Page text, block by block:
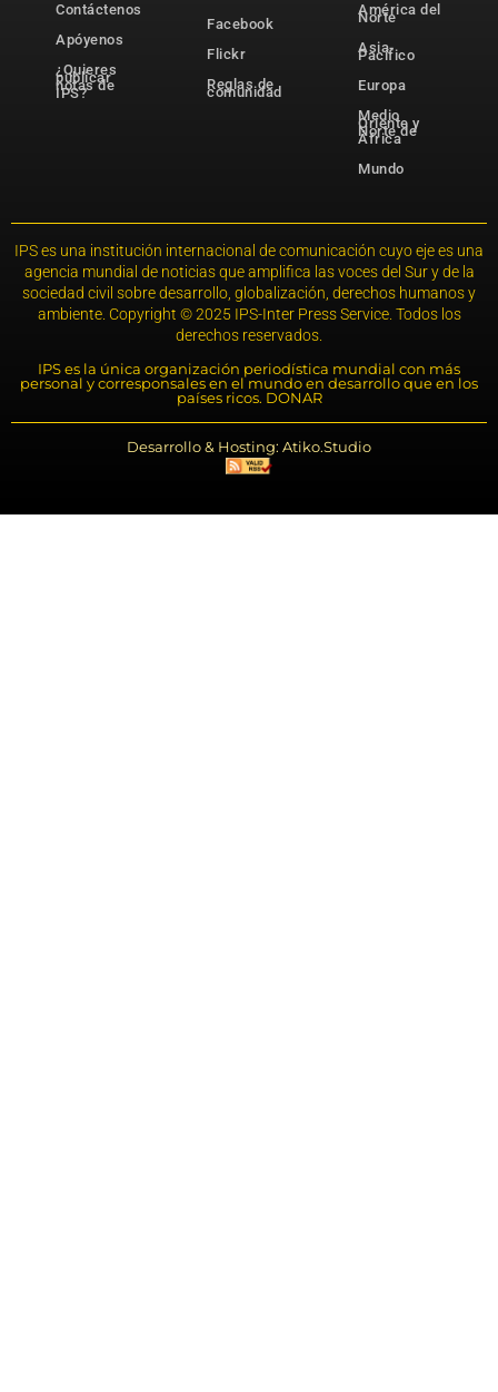
Contáctenos
Apóyenos
¿Quieres
publicar
notas de
IPS?
Facebook
Flickr
Reglas de
comunidad
América del
Norte
Asia-
Pacífico
Europa
Medio
Oriente y
Norte de
África
Mundo
IPS es una institución internacional de comunicación cuyo eje es una
agencia mundial de noticias que amplifica las voces del Sur y de la
sociedad civil sobre desarrollo, globalización, derechos humanos y
ambiente. Copyright © 2025 IPS-Inter Press Service. Todos los
derechos reservados.
IPS es la única organización periodística mundial con más
personal y corresponsales en el mundo en desarrollo que en los
países ricos. DONAR
Desarrollo & Hosting: Atiko.Studio